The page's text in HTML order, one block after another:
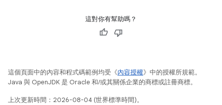
這對你有幫助嗎？
這個頁面中的內容和程式碼範例均受《內容授權》中的授權所規範。
Java 與 OpenJDK 是 Oracle 和/或其關係企業的商標或註冊商標。
上次更新時間：2026-08-04 (世界標準時間)。